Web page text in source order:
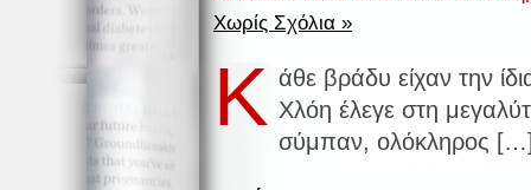
Χωρίς Σχόλια »
Κ άθε βράδυ είχαν την
Χλόη έλεγε στη
σύμπαν, ολόκληρος